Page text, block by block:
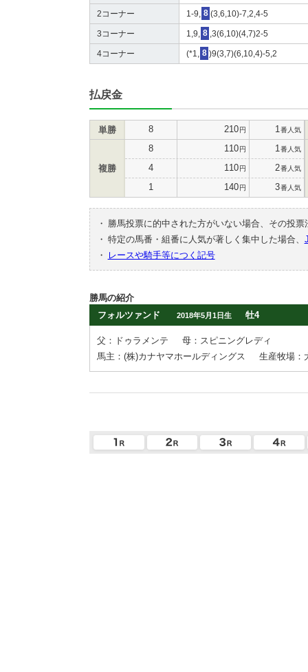
2コーナー 1-9, 8 (3,6,10)-7,2,4-5
3コーナー 1,9, 8 ,3(6,10)(4,7)2-5
4コーナー (*1, 8 )9(3,7)(6,10,4)-5,2
払戻金
単勝 8 210円 1 番人気
複勝
8 110円 1 番人気
4 110円 2番人気
1 140円 3番人気
・
勝馬投票に的中された方がいない場合、その投
・ 特定の馬番・組番に人気が著しく集中した場合、
・
レースや騎手等につく記号
勝馬の紹介
フォルツァンド
2018年5月1日生 牡4
父：ドゥラメンテ
母：スピニングレディ
馬主：(株)カナヤマホールディングス
生産牧場：